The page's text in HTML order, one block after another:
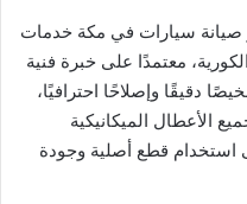
صيانة سيارات في مكة خدمات
معتمدًا على خبرة فنية
دقيقًا وإصلاحًا احترافيًا،
الأعطال الميكانيكية
استخدام قطع أصلية وجودة